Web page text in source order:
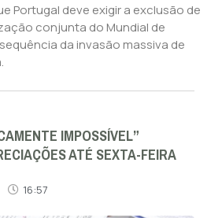
Portugal deve exigir a exclusão de
conjunta do Mundial de
da invasão massiva de
IMPOSSÍVEL”
ATÉ SEXTA-FEIRA
16:57